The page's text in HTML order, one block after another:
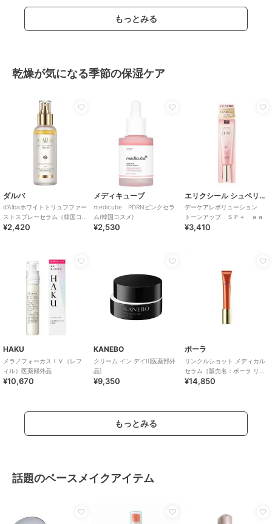
もっとみる
乾燥が気になる季節の保湿ケア
ダルバ
d'Albaホワイトトリュフファー
ストスプレーセラム（韓国コ
スメ）
¥2,420
メディキューブ
medicube PDRNピンクセラ
ム(韓国コスメ)
¥2,530
エリクシール シュペリエル
デーケアレボリューション
トーンアップ ＳＰ＋ ａａ
¥3,410
HAKU
メラノフォーカスＩＶ（レフ
ィル）医薬部外品
¥10,670
KANEBO
クリーム イン デイII[医薬部外
品]
¥9,350
ポーラ
リンクルショット メディカル
セラム［販売名：ポーラ リン
クルショット
¥14,850
もっとみる
話題のベースメイクアイテム